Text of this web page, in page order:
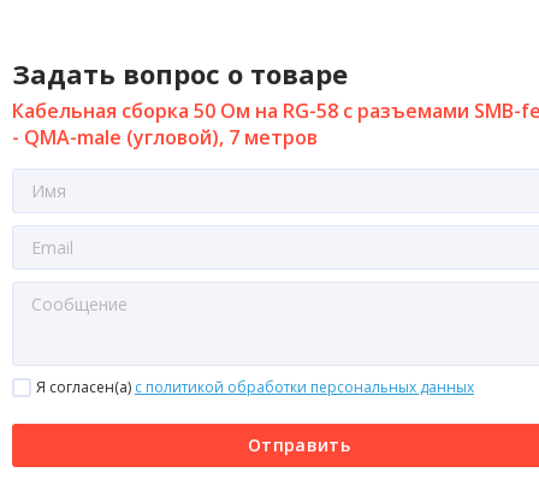
Задать вопрос о товаре
Кабельная сборка 50 Ом на RG-58 с разъемами SMB-
- QMA-male (угловой), 7 метров
Я согласен(a) с политикой обработки персональных данных
Отправить